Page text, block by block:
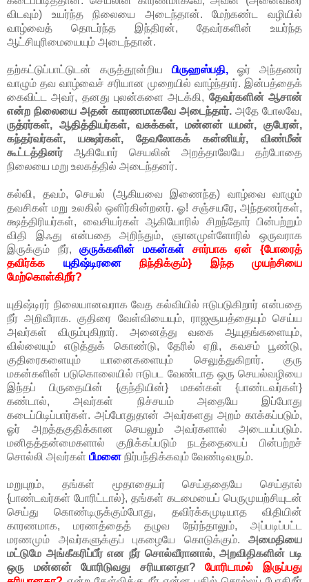
விடவும்) உயர்ந்த நிலையை அடைந்தான். மேற்கண்ட வழியில்
வாழ்வைத் தொடர்ந்த இந்திரன், தேவர்களின் உயர்ந்த
ஆட்சியுரிமையையும் அடைந்தான்.
தற்கட்டுப்பாட்டுடன் கருத்தூன்றிய பிருஹஸ்பதி, ஓர் அந்தணர்
வாழும் தவ வாழ்வைச் சரியான முறையில் வாழ்ந்தார். இன்பத்தைக்
கைவிட்ட அவர், தனது புலன்களை அடக்கி, தேவர்களின் ஆசான்
என்ற நிலையை அதன் காரணமாகவே அடைந்தார். அதே போலவே,
ருத்ரர்கள், ஆதித்தியர்கள், வசுக்கள், மன்னன் யமன், குபேரன்,
கந்தர்வர்கள், யக்ஷர்கள், தேவலோகக் கன்னியர், விண்மீன்
கூட்டத்தினர்ஆகியோர் செயலின் அறத்தாலேயே தற்போதை
நிலையை மறு உலகத்தில் அடைந்தனர்.
கல்வி, தவம், செயல் (ஆகியவை இணைந்த) வாழ்வை வாழும்
தவசிகள் மறு உலகில் ஒளிர்கின்றனர். ஓ! சஞ்சயரே, அந்தணர்கள்,
க்ஷத்திரியர்கள், வைசியர்கள் ஆகியோரில் சிறந்தோர் பின்பற்றும்
விதி இஃது என்பதை அறிந்தும், ஞானமுள்ளோரில் ஒருவராக
இருக்கும் நீர்,குருக்களின் மகன்கள் சார்பாக ஏன் {போரைத்
தவிர்க்க யுதிஷ்டிரனைநிந்திக்கும்} இந்த முயற்சியை
மேற்கொள்கிறீர்?
யுதிஷ்டிரர் நிலையானவராக வேத கல்வியில் ஈடுபடுகிறார் என்பதை
நீர் அறிவீராக. குதிரை வேள்வியையும், ராஜசூயத்தையும் செய்ய
அவர்கள் விரும்புகிறார். அனைத்து வகை ஆயுதங்களையும்,
வில்லையும் எடுத்துக் கொண்டு, தேரில் ஏறி, கவசம் பூண்டு,
குதிரைகளையும் யானைகளையும் செலுத்துகிறார். குரு
மகன்களின் படுகொலையில் ஈடுபட வேண்டாத ஒரு செயல்வழியை
இந்தப் பிருதையின் {குந்தியின்} மகன்கள் {பாண்டவர்கள்}
கண்டால், அவர்கள் நிச்சயம் அதையே இப்போது
கடைப்பிடிப்பார்கள். அப்போதுதான் அவர்களது அறம் காக்கப்படும்,
ஓர் அறத்தகுதிக்கான செயலும் அவர்களால் அடையப்படும்.
மனிதத்தன்மைகளால் குறிக்கப்படும் நடத்தையைப் பின்பற்றச்
சொல்லி அவர்கள் பீமனை நிர்பந்திக்கவும் வேண்டிவரும்.
மறுபுறம், தங்கள் மூதாதையர் செய்ததையே செய்தால்
{பாண்டவர்கள் போரிட்டால்}, தங்கள் கடமையைப் பெருமுயற்சியுடன்
செய்து கொண்டிருக்கும்போது, தவிர்க்கமுடியாத விதியின்
காரணமாக, மரணத்தைத் தழுவ நேர்ந்தாலும், அப்படிப்பட்ட
மரணமும் அவர்களுக்குப் புகழையே கொடுக்கும். அமைதியை
மட்டுமே அங்கீகரிப்பீர் என நீர் சொல்வீரானால், அறவிதிகளின் படி
ஒரு மன்னன் போரிடுவது சரியானதா?
போரிடாமல் இருப்பது